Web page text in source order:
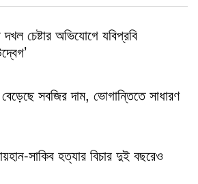
দখল চেষ্টার অভিযোগে যবিপ্রবি
সবজির দাম, ভোগান্তিতে সাধারণ
সাকিব হত্যার বিচার দুই বছরেও